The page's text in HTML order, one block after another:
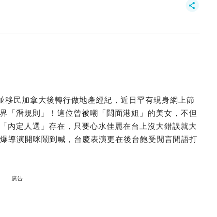
民加拿大後轉行做地產經紀，近日罕有現身網上節
「潛規則」！這位曾被嘲「闊面港姐」的美女，不但
內定人選」存在，只要心水佳麗在台上沒大錯誤就大
導演開咪鬧到喊，台慶表演更在後台飽受閒言閒語打
廣告